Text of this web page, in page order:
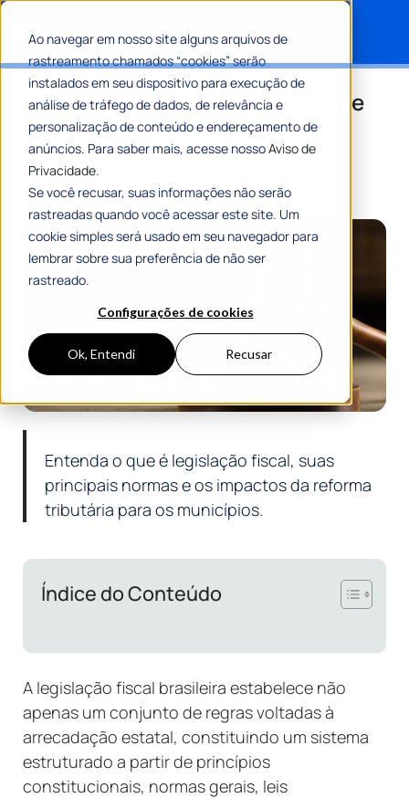
Ao navegar em nosso site alguns arquivos de
rastreamento chamados “cookies” serão
instalados em seu dispositivo para execução de
análise de tráfego de dados, de relevância e
personalização de conteúdo e endereçamento de
anúncios. Para saber mais, acesse nossoAviso de
Privacidade.
Se você recusar, suas informações não serão
rastreadas quando você acessar este site. Um
cookie simples será usado em seu navegador para
lembrar sobre sua preferência de não ser
rastreado.
Configurações de cookies
Ok, Entendi Recusar
Legislação Fiscal no Brasil: o que
você precisa saber
PorRomulo Ribeiro Teixeira
10 Min De Leitura
Entenda o que é legislação fiscal, suas
principais normas e os impactos da reforma
tributária para os municípios.
Índice do Conteúdo
A legislação fiscal brasileira estabelece não
apenas um conjunto de regras voltadas à
arrecadação estatal, constituindo um sistema
estruturado a partir de princípios
constitucionais, normas gerais, leis